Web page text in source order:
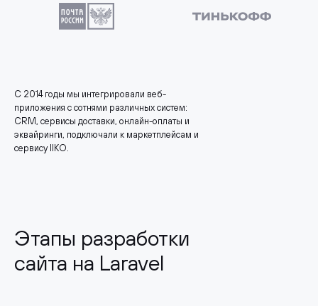
С 2014 годы мы интегрировали веб-
приложения с сотнями различных систем:
CRM, сервисы доставки, онлайн-оплаты и
эквайринги, подключали к маркетплейсам и
сервису IIKO.
Этапы разработки
сайта на Laravel